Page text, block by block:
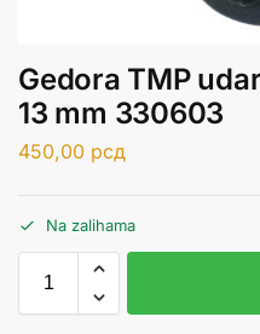
Gedora TMP
13 mm 330603
450,00 рсд
Na zalihama